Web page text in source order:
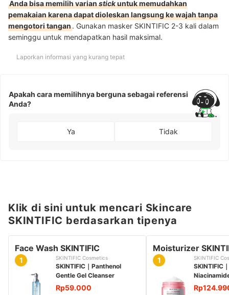
Anda bisa memilih varianstickuntuk memudahkan
pemakaian karena dapat dioleskan langsung ke wajah tanpa
mengotori tangan. Gunakan masker SKINTIFIC 2-3 kali dalam
seminggu untuk mendapatkan hasil maksimal.
Laporkan informasi yang kurang tepat
Apakah cara memilihnya berguna sebagai referensi
Anda?
Ya Tidak
Klik di sini untuk mencari Skincare
SKINTIFIC berdasarkan tipenya
Face Wash SKINTIFIC
1 SKINTIFIC Cosmetics
SKINTIFIC ｜ Panthenol
Gentle Gel Cleanser
Rp59.000
Moisturizer
1 SKINTIFIC
SKINTIFIC ｜
Moisture